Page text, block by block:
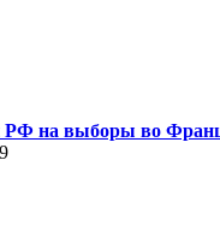
РФ на выборы во